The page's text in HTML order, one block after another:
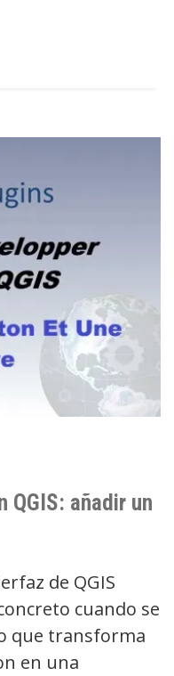
QGIS: añadir un
de QGIS
cuando se
que transforma
en una